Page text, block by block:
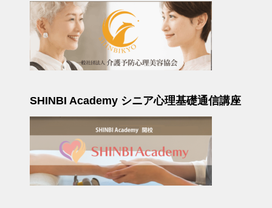
SHINBI Academy シニア心理基礎通信講座